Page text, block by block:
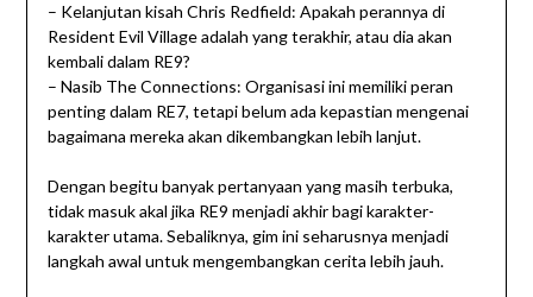
– Kelanjutan kisah Chris Redfield: Apakah perannya di
Resident Evil Village adalah yang terakhir, atau dia akan
kembali dalam RE9?
– Nasib The Connections: Organisasi ini memiliki peran
penting dalam RE7, tetapi belum ada kepastian mengenai
bagaimana mereka akan dikembangkan lebih lanjut.
Dengan begitu banyak pertanyaan yang masih terbuka,
tidak masuk akal jika RE9 menjadi akhir bagi karakter-
karakter utama. Sebaliknya, gim ini seharusnya menjadi
langkah awal untuk mengembangkan cerita lebih jauh.